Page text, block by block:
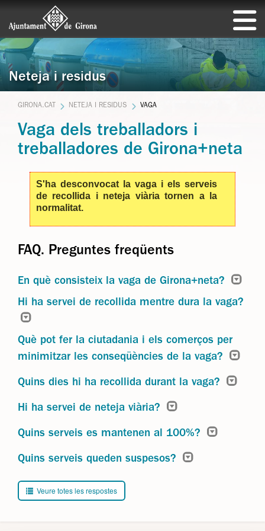
Neteja i residus
GIRONA.CAT NETEJA I RESIDUS VAGA
Vaga dels treballadors i
treballadores de Girona+neta
S'ha desconvocat la vaga i els serveis
de recollida i neteja viària tornen a la
normalitat.
FAQ. Preguntes freqüents
En què consisteix la vaga de Girona+neta?
Hi ha servei de recollida mentre dura la vaga?
Què pot fer la ciutadania i els comerços per
minimitzar les conseqüències de la vaga?
Quins dies hi ha recollida durant la vaga?
Hi ha servei de neteja viària?
Quins serveis es mantenen al 100%?
Quins serveis queden suspesos?
Veure totes les respostes